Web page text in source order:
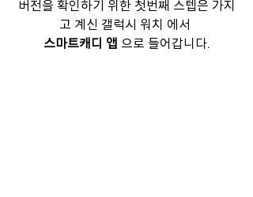
버전을 확인하기 위한 첫번째 스텝은 가지
고 계신 갤럭시 워치 에서
스마트캐디 앱 으로 들어갑니다.